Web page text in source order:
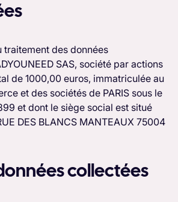
traitement des données
SAS, société par actions
de 1000,00 euros, immatriculée au
et des sociétés de PARIS sous le
et dont le siège social est situé
DES BLANCS MANTEAUX 75004
collectées